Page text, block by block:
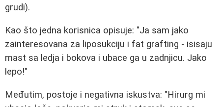
grudi).
Kao što jedna korisnica opisuje: "Ja sam jako
zainteresovana za liposukciju i fat grafting - isisaju
mast sa ledja i bokova i ubace ga u zadnjicu. Jako
lepo!"
Međutim, postoje i negativna iskustva: "Hirurg mi